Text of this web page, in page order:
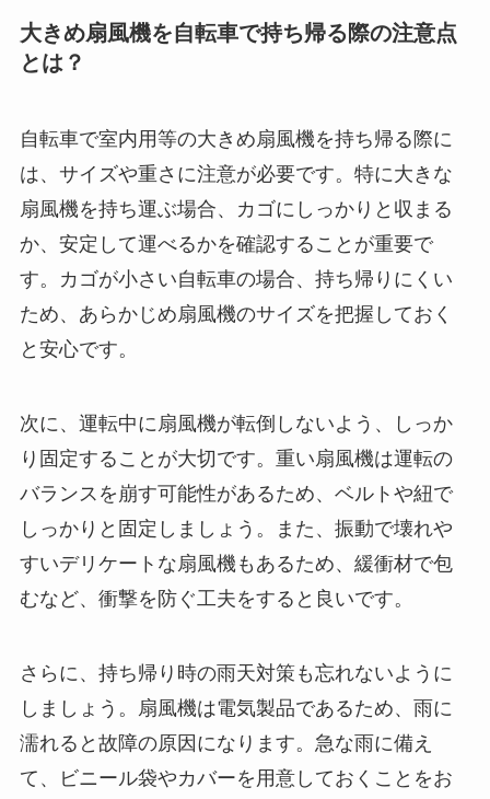
大きめ扇風機を自転車で持ち帰る際の注意点
とは？
自転車で室内用等の大きめ扇風機を持ち帰る際に
は、サイズや重さに注意が必要です。特に大きな
扇風機を持ち運ぶ場合、カゴにしっかりと収まる
か、安定して運べるかを確認することが重要で
す。カゴが小さい自転車の場合、持ち帰りにくい
ため、あらかじめ扇風機のサイズを把握しておく
と安心です。
次に、運転中に扇風機が転倒しないよう、しっか
り固定することが大切です。重い扇風機は運転の
バランスを崩す可能性があるため、ベルトや紐で
しっかりと固定しましょう。また、振動で壊れや
すいデリケートな扇風機もあるため、緩衝材で包
むなど、衝撃を防ぐ工夫をすると良いです。
さらに、持ち帰り時の雨天対策も忘れないように
しましょう。扇風機は電気製品であるため、雨に
濡れると故障の原因になります。急な雨に備え
て、ビニール袋やカバーを用意しておくことをお